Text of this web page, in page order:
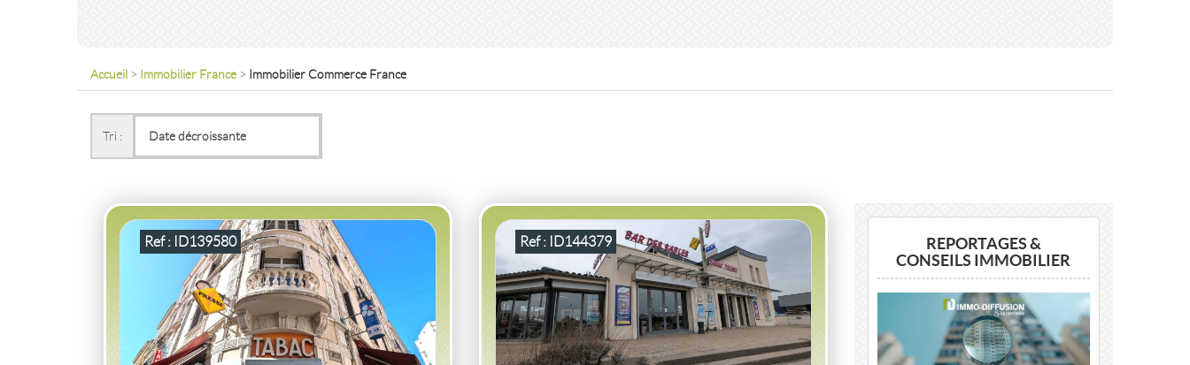
Accueil > Immobilier France > Immobilier Commerce France
Tri :
Ref : ID139580
VENTEACTIVITÉ COMMERCIALETABAC
ROANNE(42300)
Ref : ID144379
VENTEACTIVITÉ COMMERCIALEBAR TABAC
240m ( Terrasse100m2)
REPORTAGES &
CONSEILS IMMOBILIER
Previous Next